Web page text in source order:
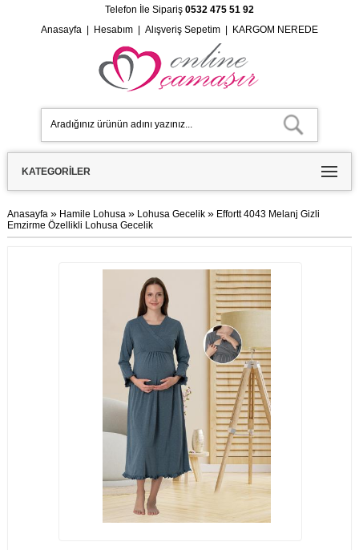
Telefon İle Sipariş 0532 475 51 92
Anasayfa| Hesabım| Alışveriş Sepetim| KARGOM NEREDE
KATEGORILER
Anasayfa » Hamile Lohusa » Lohusa Gecelik » Effortt 4043 Melanj Gizli
Emzirme Özellikli Lohusa Gecelik